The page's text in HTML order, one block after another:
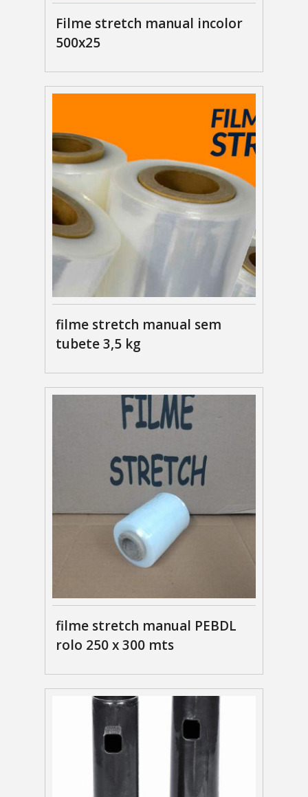
Filme stretch manual incolor
500x25
filme stretch manual sem
tubete 3,5 kg
filme stretch manual PEBDL
rolo 250 x 300 mts